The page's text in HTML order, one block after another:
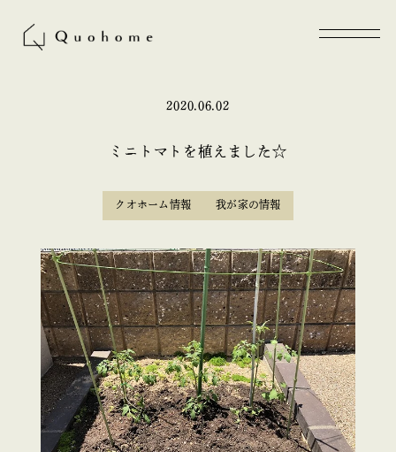
2020.06.02
ミニトマトを植えました☆
クオホーム情報 我が家の情報